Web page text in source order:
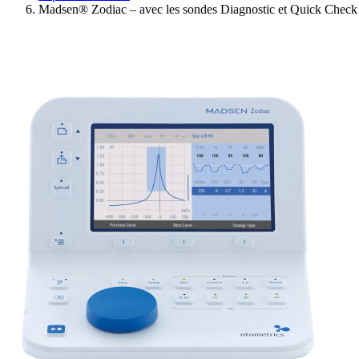
Madsen® Zodiac – avec les sondes Diagnostic et Quick